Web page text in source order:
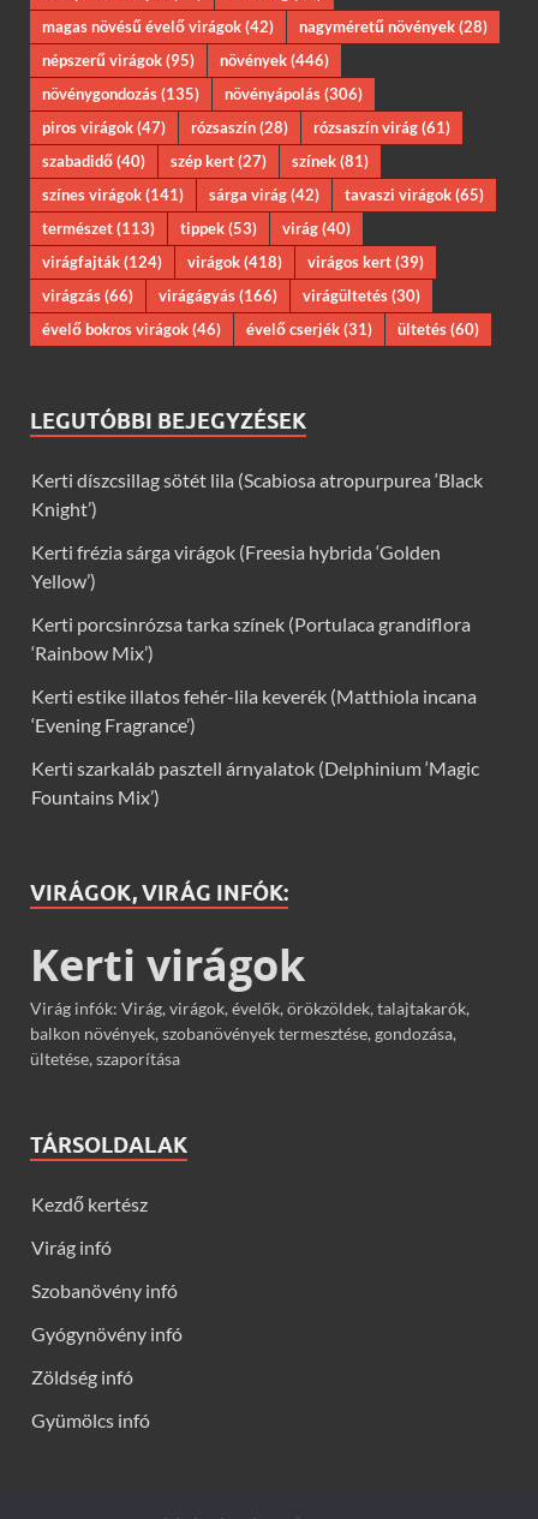
magas növésű évelő virágok(42) nagyméretű növények(28)
népszerű virágok(95) növények(446)
növénygondozás(135) növényápolás(306)
piros virágok(47) rózsaszín(28) rózsaszín virág(61)
szabadidő(40) szép kert(27) színek(81)
színes virágok(141) sárga virág(42) tavaszi virágok(65)
természet(113) tippek(53) virág(40)
virágfajták(124) virágok(418) virágos kert(39)
virágzás(66) virágágyás(166) virágültetés(30)
évelő bokros virágok(46) évelő cserjék(31) ültetés(60)
LEGUTÓBBI BEJEGYZÉSEK
Kerti díszcsillag sötét lila (Scabiosa atropurpurea ‘Black
Knight’)
Kerti frézia sárga virágok (Freesia hybrida ‘Golden
Yellow’)
Kerti porcsinrózsa tarka színek (Portulaca grandiflora
‘Rainbow Mix’)
Kerti estike illatos fehér-lila keverék (Matthiola incana
‘Evening Fragrance’)
Kerti szarkaláb pasztell árnyalatok (Delphinium ‘Magic
Fountains Mix’)
VIRÁGOK, VIRÁG INFÓK:
Kerti virágok
Virág infók: Virág, virágok, évelők, örökzöldek, talajtakarók,
balkon növények, szobanövények termesztése, gondozása,
ültetése, szaporítása
TÁRSOLDALAK
Kezdő kertész
Virág infó
Szobanövény infó
Gyógynövény infó
Zöldség infó
Gyümölcs infó